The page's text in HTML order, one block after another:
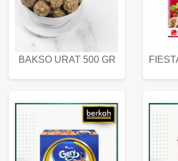
BAKSO URAT 500 GR